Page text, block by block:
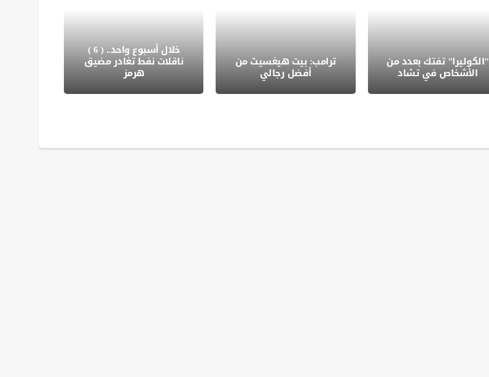
خلال أسبوع واحد.. ( 6 )
ناقلات نفط تغادر مضيق
هرمز
ترامب: بيت هيغسيث من
أفضل رجالي
"الكوليرا" تفتك بعدد من
الأشخاص في تشاد